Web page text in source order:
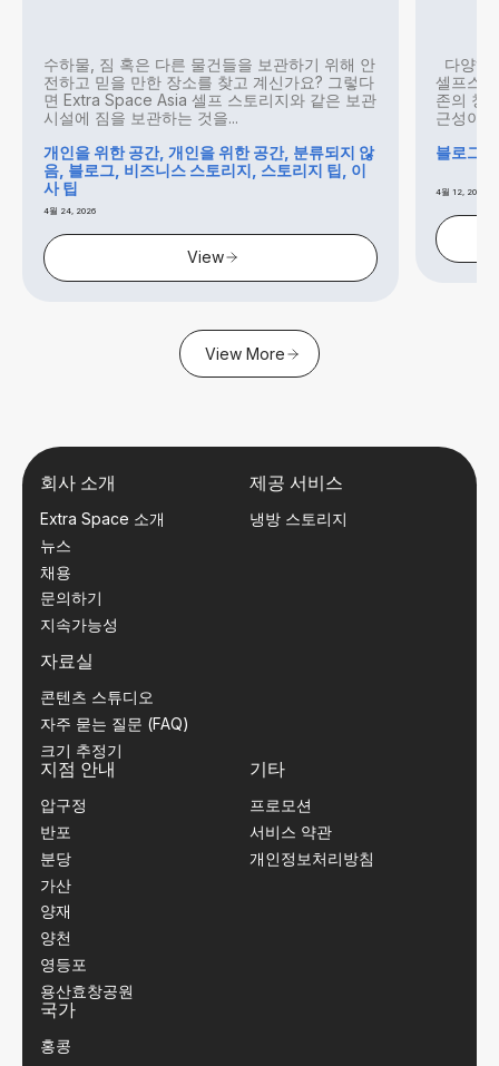
수하물, 짐 혹은 다른 물건들을 보관하기 위해 안
전하고 믿을 만한 장소를 찾고 계신가요? 그렇다
면 Extra Space Asia 셀프 스토리지와 같은 보관
시설에 짐을 보관하는 것을...
개인을 위한 공간, 개인을 위한 공간, 분류되지 않
음, 블로그, 비즈니스 스토리지, 스토리지 팁, 이
사 팁
4월 24, 2026
View
다양해
셀프스
존의 창
근성이
블로그,
4월 12, 2026
View More
회사 소개
Extra Space 소개
뉴스
채용
문의하기
지속가능성
자료실
콘텐츠 스튜디오
자주 묻는 질문 (FAQ)
크기 추정기
제공 서비스
냉방 스토리지
지점 안내
압구정
반포
분당
가산
양재
양천
영등포
용산효창공원
기타
프로모션
서비스 약관
개인정보처리방침
국가
홍콩